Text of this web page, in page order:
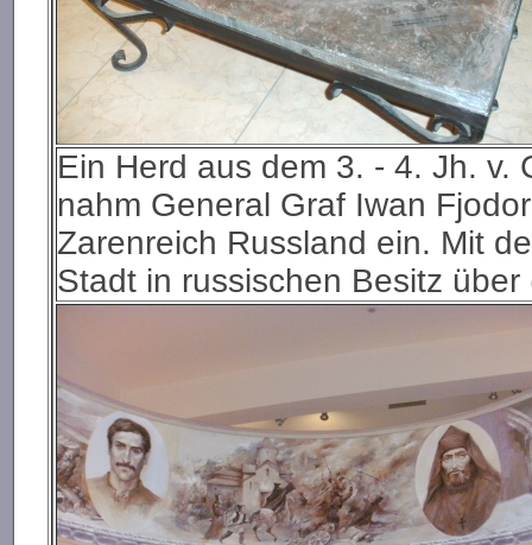
Ein Herd aus dem 3. - 4. Jh.
nahm General Graf Iwan
Zarenreich Russland ein. Mit
Stadt in russischen Besitz